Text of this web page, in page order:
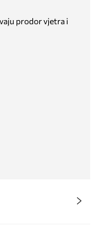
prodor vjetra i